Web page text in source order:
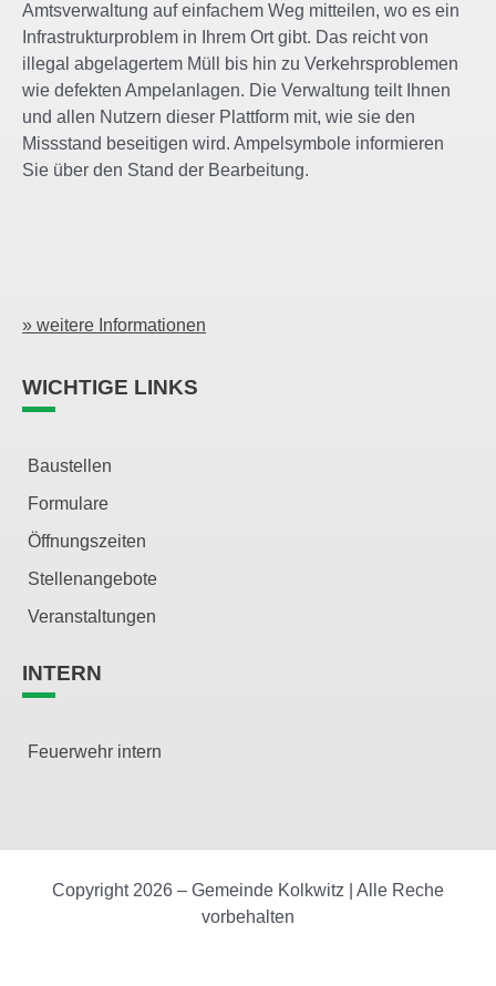
Amtsverwaltung auf einfachem Weg mitteilen, wo es ein
Infrastrukturproblem in Ihrem Ort gibt. Das reicht von
illegal abgelagertem Müll bis hin zu Verkehrsproblemen
wie defekten Ampelanlagen. Die Verwaltung teilt Ihnen
und allen Nutzern dieser Plattform mit, wie sie den
Missstand beseitigen wird. Ampelsymbole informieren
Sie über den Stand der Bearbeitung.
» weitere Informationen
WICHTIGE LINKS
Baustellen
Formulare
Öffnungszeiten
Stellenangebote
Veranstaltungen
INTERN
Feuerwehr intern
Copyright 2026 – Gemeinde Kolkwitz | Alle Reche
vorbehalten